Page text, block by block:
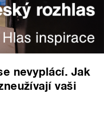
nevyplácí. Jak
vaši